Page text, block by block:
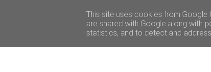
This site uses cookies from Google
are shared with Google along with
statistics, and to detect and